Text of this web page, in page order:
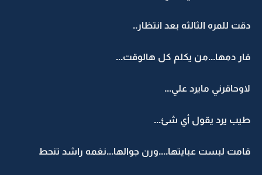
دقت للمره الثالثه بعد انتظار..
فار دمها...من يكلم كل هالوقت...
لاوحاقرني مايرد علي...
طيب يرد يقول أي شئ...
قامت لبست عبايتها....ورن جوالها...نغمه راشد تنحط